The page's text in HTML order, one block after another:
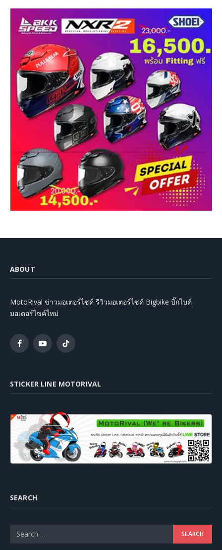
ABOUT
MotoRival ข่าวมอเตอร์ไซค์ รีวิวมอเตอร์ไซค์ Bigbike บิ๊กไบค์
มอเตอร์ไซค์ใหม่
FacebookYouTubeTikTok
STICKER LINE MOTORIVAL
SEARCH